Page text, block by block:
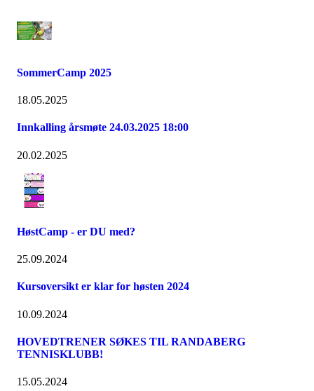
SommerCamp 2025
18.05.2025
Innkalling årsmøte 24.03.2025 18:00
20.02.2025
HøstCamp - er DU med?
25.09.2024
Kursoversikt er klar for høsten 2024
10.09.2024
HOVEDTRENER SØKES TIL RANDABERG
TENNISKLUBB!
15.05.2024